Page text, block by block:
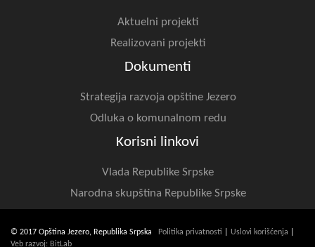
Aktuelni projekti
Realizovani projekti
Dokumenti
Strategija razvoja opštine Jezero
Odluka o komunalnom redu
Korisni linkovi
Vlada Republike Srpske
Narodna skupština Republike Srpske
© 2017 Opština Jezero, Republika Srpska Politika privatnosti Uslovi korišćenja
Veb razvoj: BitLab